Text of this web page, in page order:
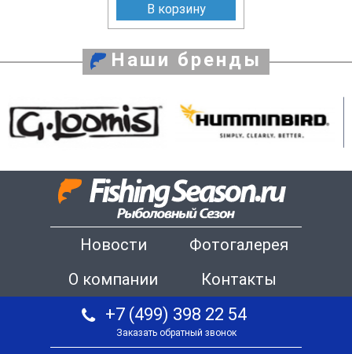
В корзину
Наши бренды
Новости
Фотогалерея
О компании
Контакты
+7 (499) 398 22 54
Заказать обратный звонок